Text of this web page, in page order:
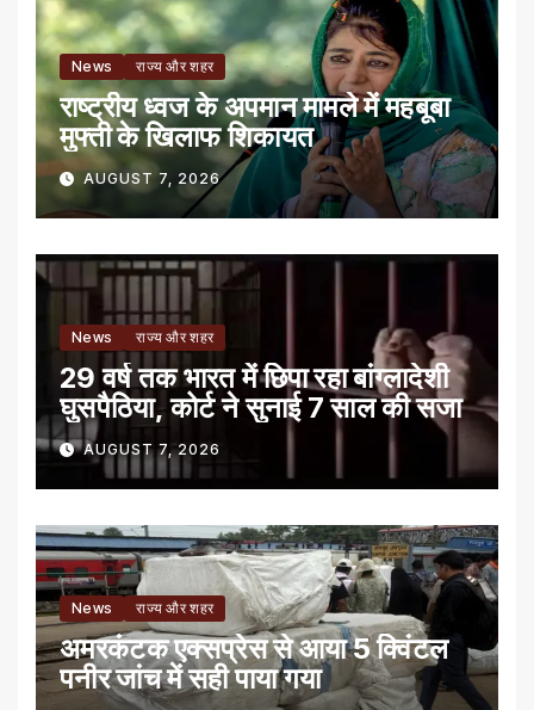
News राज्य और शहर
राष्ट्रीय ध्वज के अपमान मामले में महबूबा
मुफ्ती के खिलाफ शिकायत
AUGUST 7, 2026
News राज्य और शहर
29 वर्ष तक भारत में छिपा रहा बांग्लादेशी
घुसपैठिया, कोर्ट ने सुनाई 7 साल की सजा
AUGUST 7, 2026
News राज्य और शहर
अमरकंटक एक्सप्रेस से आया 5 क्विंटल
पनीर जांच में सही पाया गया